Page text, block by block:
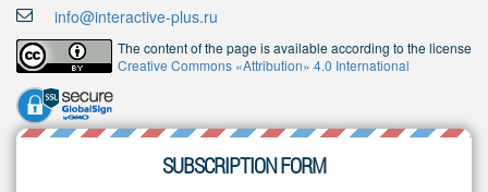
info@interactive-plus.ru
The content of the page is available according to the license
Creative Commons «Attribution» 4.0 International
SUBSCRIPTION FORM